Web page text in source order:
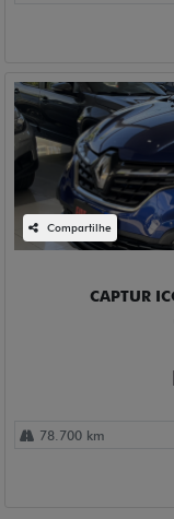
Compartilhe
CAPTUR
78.700 km